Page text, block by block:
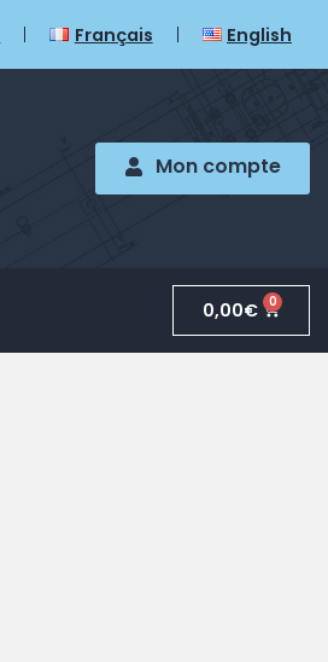
Français English
Mon compte
0,00€ 0